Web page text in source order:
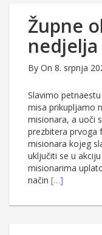
Župne
By On 8. srpnja
Slavimo
misa prikupljamo
misionara, a uoči
prezbitera prvoga
misionara kojeg
uključiti se u
misionarima
način […]